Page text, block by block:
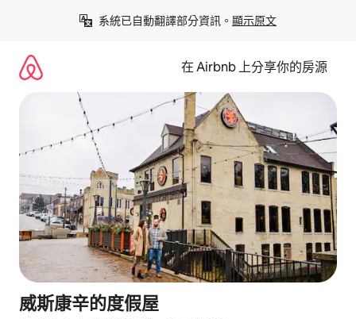
系統已自動翻譯部分資訊。 顯示原文
在 Airbnb 上分享你的房源
威斯康辛的度假屋